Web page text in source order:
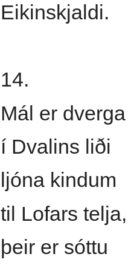
Eikinskjaldi.
14.
Mál er dverga
í Dvalins liði
ljóna kindum
til Lofars telja,
þeir er sóttu